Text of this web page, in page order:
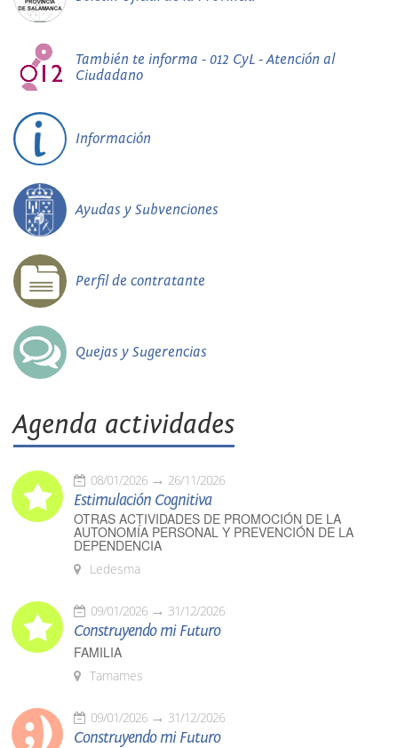
También te informa - 012 CyL - Atención al
Ciudadano
Información
Ayudas y Subvenciones
Perfil de contratante
Quejas y Sugerencias
Agenda actividades
08/01/2026 26/11/2026
Estimulación Cognitiva
OTRAS ACTIVIDADES DE PROMOCIÓN DE LA
AUTONOMÍA PERSONAL Y PREVENCIÓN DE LA
DEPENDENCIA
Ledesma
09/01/2026 31/12/2026
Construyendo mi Futuro
FAMILIA
Tamames
09/01/2026 31/12/2026
Construyendo mi Futuro